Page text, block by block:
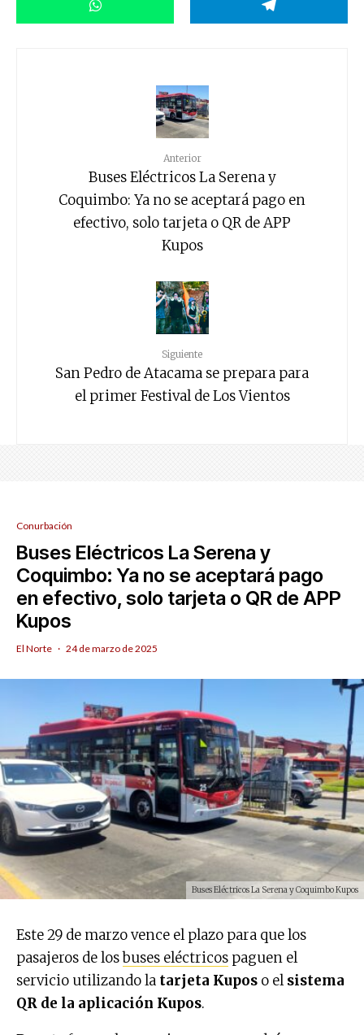
Anterior
Buses Eléctricos La Serena y
Coquimbo: Ya no se aceptará pago en
efectivo, solo tarjeta o QR de APP
Kupos
Siguiente
San Pedro de Atacama se prepara para
el primer Festival de Los Vientos
Conurbación
Buses Eléctricos La Serena y
Coquimbo: Ya no se aceptará pago
en efectivo, solo tarjeta o QR de APP
Kupos
El Norte · 24 de marzo de 2025
Buses Eléctricos La Serena y Coquimbo Kupos
Este 29 de marzo vence el plazo para que los
pasajeros de losbuses eléctricos paguen el
servicio utilizando la tarjeta Kupos o elsistema
QR de la aplicación Kupos.